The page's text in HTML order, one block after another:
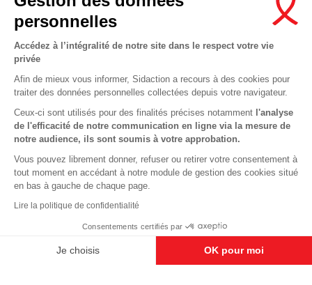
personnelles
Accédez à l’intégralité de notre site dans le respect votre vie
privée
Afin de mieux vous informer, Sidaction a recours à des cookies pour
traiter des données personnelles collectées depuis votre navigateur.
Ceux-ci sont utilisés pour des finalités précises notamment l'analyse
de l'efficacité de notre communication en ligne via la mesure de
notre audience, ils sont soumis à votre approbation.
Vous pouvez librement donner, refuser ou retirer votre consentement à
tout moment en accédant à notre module de gestion des cookies situé
en bas à gauche de chaque page.
Lire la politique de confidentialité
Consentements certifiés par
Je choisis OK pour moi
Contactez-nous
Newsletter
Nous suivre sur les réseaux :
CONDITIONS D’UTILISATION ET PROTECTION DES DONNÉES
This site uses cookies and gives you control over what you want to
En savoir plus